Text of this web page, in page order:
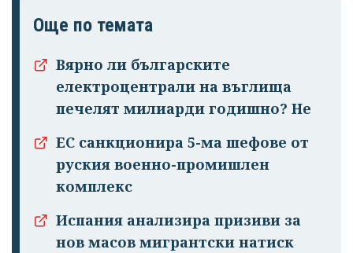
Още по темата
Вярно ли българските
електроцентрали на въглища
печелят милиарди годишно? Не
ЕС санкционира 5-ма шефове от
руския военно-промишлен
комплекс
Испания анализира призиви за
нов масов мигрантски натиск